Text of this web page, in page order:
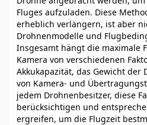
Fluges aufzuladen. Diese
erheblich verlängern, ist aber
Drohnenmodelle und
Insgesamt hängt die maximale
Kamera von verschiedenen
Akkukapazität, das Gewicht der
von Kamera- und
jedem Drohnenbesitzer, diese
berücksichtigen und
ergreifen, um die Flugzeit